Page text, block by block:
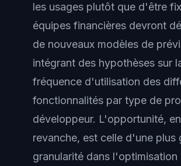
les usages plutôt que d'être
équipes financières devront
de nouveaux modèles de
intégrant des hypothèses sur
fréquence d'utilisation des
fonctionnalités par type de
développeur. L'opportunité, en
revanche, est celle d'une plus
granularité dans l'optimisation